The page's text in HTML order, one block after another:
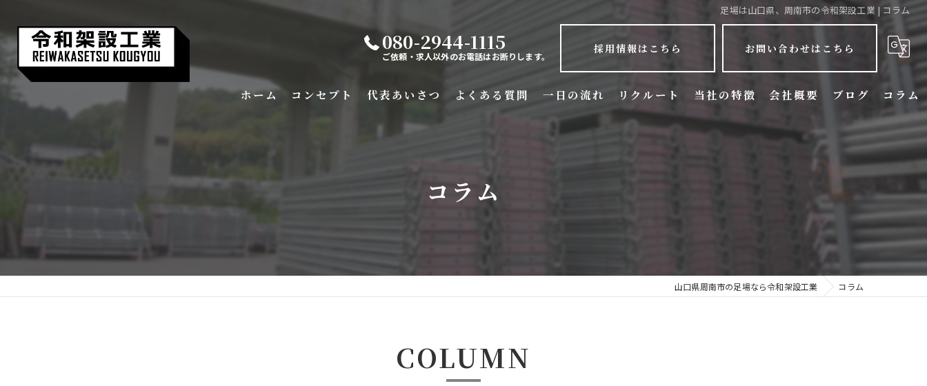
足場は山口県、周南市の令和架設工業 | コラム
080-2944-1115
ご依頼・求人以外のお電話はお断りします。
採用情報はこちら お問い合わせはこちら
ホーム コンセプト 代表あいさつ よくある質問 一日の流れ リクルート 当社の特徴
マンション
会社概要 ブログ コラム
コラム
山口県周南市の足場なら令和架設工業 コラム
COLUMN